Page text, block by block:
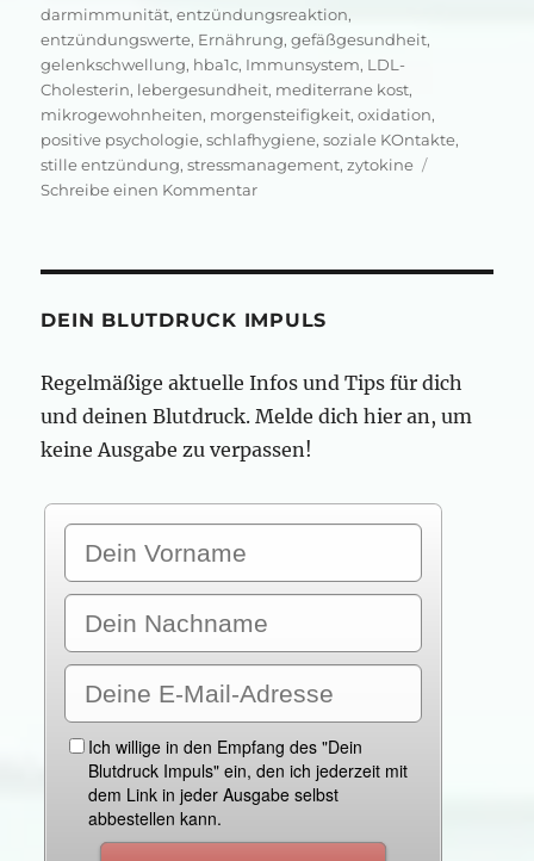
darmimmunität,entzündungsreaktion,
entzündungswerte, Ernährung,gefäßgesundheit,
gelenkschwellung, hba1c, Immunsystem, LDL-
Cholesterin, lebergesundheit, mediterrane kost,
mikrogewohnheiten, morgensteifigkeit,oxidation,
positive psychologie,schlafhygiene,soziale KOntakte,
stille entzündung,stressmanagement,zytokine
Schreibe einen Kommentarzu
DEIN BLUTDRUCK IMPULS
Regelmäßige aktuelle Infos und Tips für dich
und deinen Blutdruck. Melde dich hier an, um
keine Ausgabe zu verpassen!